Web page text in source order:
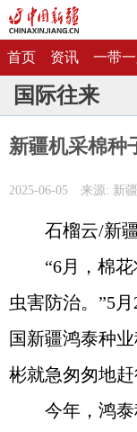
首页 资讯 一带
国际往来
新疆机采棉种
2025-06-05 来源: 新
石榴云/新
“6月，棉
虫害防治。”5
国新疆鸿泰种
彬就急匆匆地赶
今年，鸿